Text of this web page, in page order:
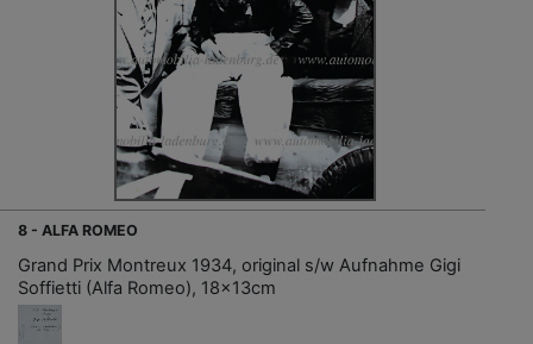
8 - ALFA ROMEO
Grand Prix Montreux 1934, original s/w Aufnahme Gigi
Soffietti (Alfa Romeo), 18x13cm